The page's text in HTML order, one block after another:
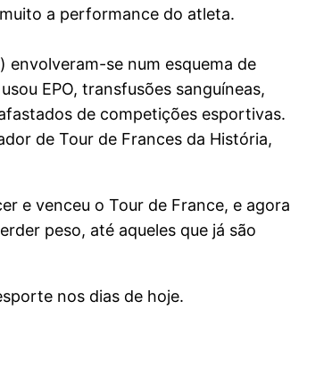
a performance do atleta.
envolveram-se num esquema de
EPO, transfusões sanguíneas,
de competições esportivas.
de Tour de Frances da História,
e venceu o Tour de France, e agora
peso, até aqueles que já são
nos dias de hoje.